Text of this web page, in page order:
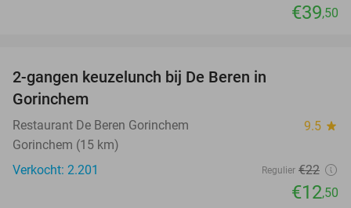
€39,50
2-gangen keuzelunch bij De Beren in
Gorinchem
Restaurant De Beren Gorinchem 9.5 star
Gorinchem (15 km)
Verkocht: 2.201
Regulier €22
€12,50